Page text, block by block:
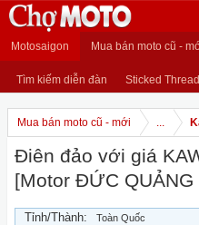
Motosaigon Mua bán moto cũ -
Tìm kiếm diễn đàn Sticked
Mua bán moto cũ - mới ...
Điên đảo với giá
[Motor ĐỨC QUẢNG
Tỉnh/Thành: Toàn Quốc